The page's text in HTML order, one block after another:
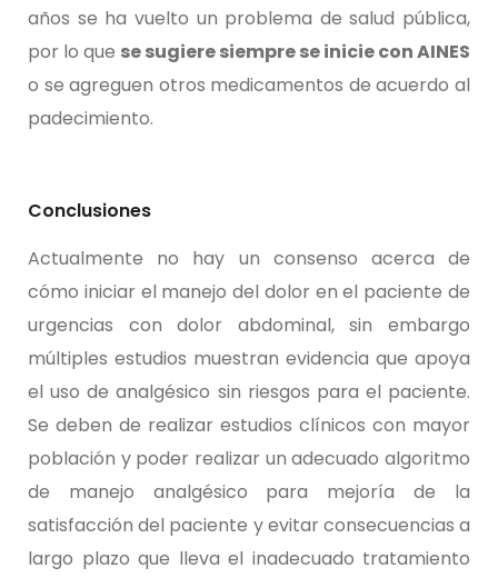
años se ha vuelto un problema de salud pública,
por lo que se sugiere siempre se inicie con AINES
o se agreguen otros medicamentos de acuerdo al
padecimiento.
Conclusiones
Actualmente no hay un consenso acerca de
cómo iniciar el manejo del dolor en el paciente de
urgencias con dolor abdominal, sin embargo
múltiples estudios muestran evidencia que apoya
el uso de analgésico sin riesgos para el paciente.
Se deben de realizar estudios clínicos con mayor
población y poder realizar un adecuado algoritmo
de manejo analgésico para mejoría de la
satisfacción del paciente y evitar consecuencias a
largo plazo que lleva el inadecuado tratamiento